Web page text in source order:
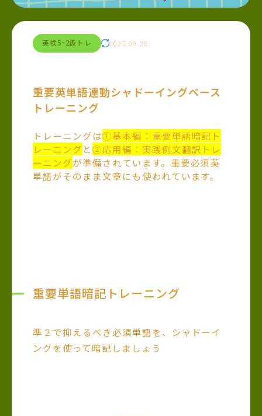
2025.09.28
英検5~2級トレ
重要英単語連動シャドーイングベース
トレーニング
トレーニングは①基本編：重要単語暗記ト
レーニング と②応用編：実践例文翻訳トレ
ーニングが準備されています。重要必須英
単語がそのまま文章にも使われています。
重要単語暗記トレーニング
準２で抑えるべき必須単語を、シャドーイ
ングを使って暗記しましょう